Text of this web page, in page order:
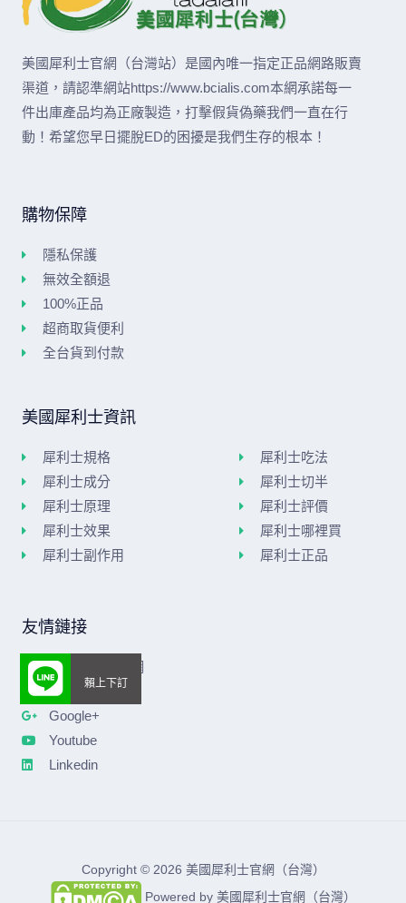
美國犀利士官網（台灣站）是國內唯一指定正品網路販賣
渠道，請認準網站https://www.bcialis.com本網承諾每一
件出庫產品均為正廠製造，打擊假貨偽藥我們一直在行
動！希望您早日擺脫ED的困擾是我們生存的根本！
購物保障
隱私保護
無效全額退
100%正品
超商取貨便利
全台貨到付款
美國犀利士資訊
犀利士規格
犀利士成分
犀利士原理
犀利士效果
犀利士副作用
犀利士吃法
犀利士切半
犀利士評價
犀利士哪裡買
犀利士正品
友情鏈接
美國威而鋼官網
樂威莊官網
Google+
Youtube
Linkedin
Copyright © 2026 美國犀利士官網（台灣）
Powered by 美國犀利士官網（台灣）